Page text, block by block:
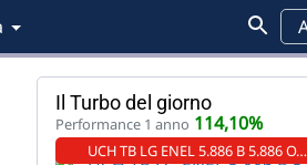
Il Turbo del giorno
Performance 1 anno 114,10%
UCH TB LG ENEL 5.886 B 5.886